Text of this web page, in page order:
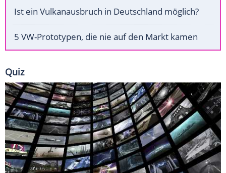
Ist ein Vulkanausbruch in Deutschland möglich?
5 VW-Prototypen, die nie auf den Markt kamen
Quiz